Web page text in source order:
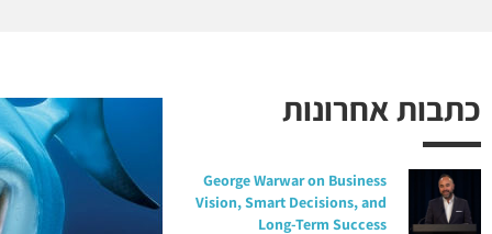
כתבות אחרונות
George Warwar on Business
Vision, Smart Decisions, and
Long-Term Success